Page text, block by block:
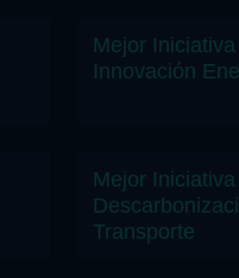
Mejor
Innovación
Mejor
Transporte